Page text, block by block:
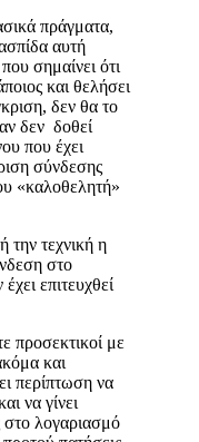
πράγματα,
αυτή
σημαίνει ότι
και θελήσει
δεν θα το
δεν δοθεί
που έχει
σύνδεσης
«καλοθελητή»
την τεχνική η
στο
επιτευχθεί
προσεκτικοί με
και
περίπτωση να
να γίνει
στο λογαριασμό